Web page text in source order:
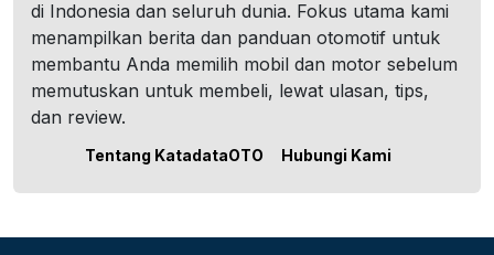
di Indonesia dan seluruh dunia. Fokus utama kami
menampilkan berita dan panduan otomotif untuk
membantu Anda memilih mobil dan motor sebelum
memutuskan untuk membeli, lewat ulasan, tips,
dan review.
Tentang KatadataOTO Hubungi Kami